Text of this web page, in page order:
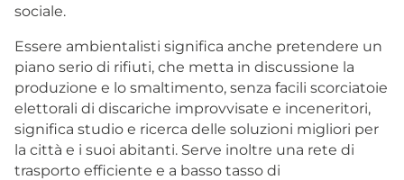
sociale.
Essere ambientalisti significa anche pretendere un
piano serio di rifiuti, che metta in discussione la
produzione e lo smaltimento, senza facili scorciatoie
elettorali di discariche improvvisate e inceneritori,
significa studio e ricerca delle soluzioni migliori per
la città e i suoi abitanti. Serve inoltre una rete di
trasporto efficiente e a basso tasso di